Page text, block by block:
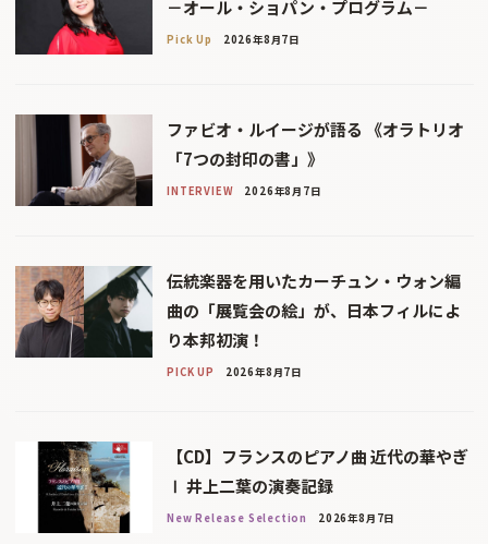
－オール・ショパン・プログラム－
Pick Up 2026年8月7日
ファビオ・ルイージが語る 《オラトリオ
「7つの封印の書」》
INTERVIEW 2026年8月7日
伝統楽器を用いたカーチュン・ウォン編
曲の「展覧会の絵」が、日本フィルによ
り本邦初演！
PICK UP 2026年8月7日
【CD】フランスのピアノ曲 近代の華やぎ
Ⅰ 井上二葉の演奏記録
New Release Selection 2026年8月7日